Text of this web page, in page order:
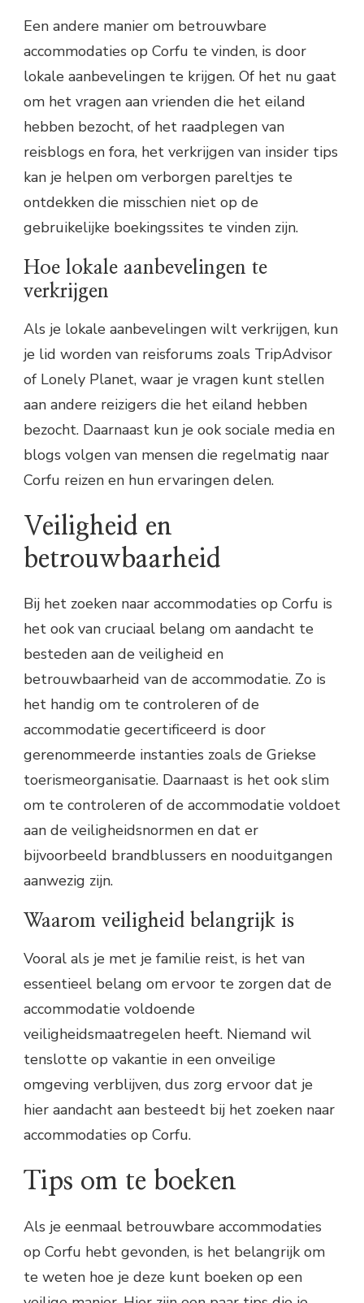
Een andere manier om betrouwbare
accommodaties op Corfu te vinden, is door
lokale aanbevelingen te krijgen. Of het nu gaat
om het vragen aan vrienden die het eiland
hebben bezocht, of het raadplegen van
reisblogs en fora, het verkrijgen van insider tips
kan je helpen om verborgen pareltjes te
ontdekken die misschien niet op de
gebruikelijke boekingssites te vinden zijn.
Hoe lokale aanbevelingen te
verkrijgen
Als je lokale aanbevelingen wilt verkrijgen, kun
je lid worden van reisforums zoals TripAdvisor
of Lonely Planet, waar je vragen kunt stellen
aan andere reizigers die het eiland hebben
bezocht. Daarnaast kun je ook sociale media en
blogs volgen van mensen die regelmatig naar
Corfu reizen en hun ervaringen delen.
Veiligheid en
betrouwbaarheid
Bij het zoeken naar accommodaties op Corfu is
het ook van cruciaal belang om aandacht te
besteden aan de veiligheid en
betrouwbaarheid van de accommodatie. Zo is
het handig om te controleren of de
accommodatie gecertificeerd is door
gerenommeerde instanties zoals de Griekse
toerismeorganisatie. Daarnaast is het ook slim
om te controleren of de accommodatie voldoet
aan de veiligheidsnormen en dat er
bijvoorbeeld brandblussers en nooduitgangen
aanwezig zijn.
Waarom veiligheid belangrijk is
Vooral als je met je familie reist, is het van
essentieel belang om ervoor te zorgen dat de
accommodatie voldoende
veiligheidsmaatregelen heeft. Niemand wil
tenslotte op vakantie in een onveilige
omgeving verblijven, dus zorg ervoor dat je
hier aandacht aan besteedt bij het zoeken naar
accommodaties op Corfu.
Tips om te boeken
Als je eenmaal betrouwbare accommodaties
op Corfu hebt gevonden, is het belangrijk om
te weten hoe je deze kunt boeken op een